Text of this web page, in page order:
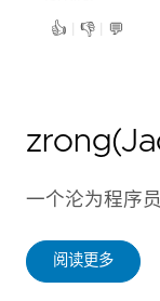
一个沦为程序
阅读更多